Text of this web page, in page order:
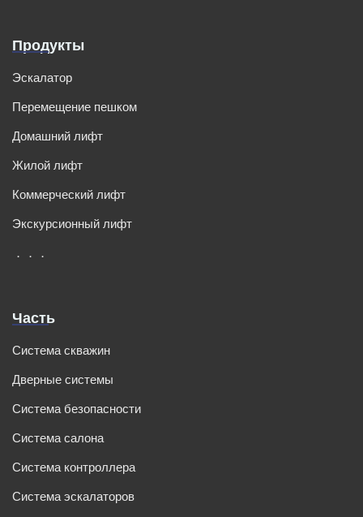
Продукты
Эскалатор
Перемещение пешком
Домашний лифт
Жилой лифт
Коммерческий лифт
Экскурсионный лифт
．．．
Часть
Система скважин
Дверные системы
Система безопасности
Система салона
Система контроллера
Система эскалаторов